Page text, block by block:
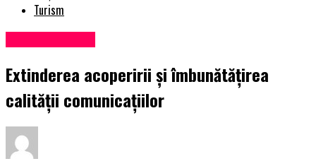
Turism
Extinderea acoperirii și îmbunătățirea
calității comunicațiilor